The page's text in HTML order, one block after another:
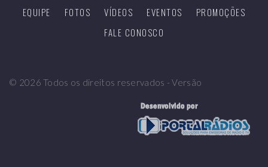
EQUIPE
FOTOS VÍDEOS EVENTOS
PROMOÇÕES
FALE CONOSCO
© 2026 Todos os direitos reservados - Versão